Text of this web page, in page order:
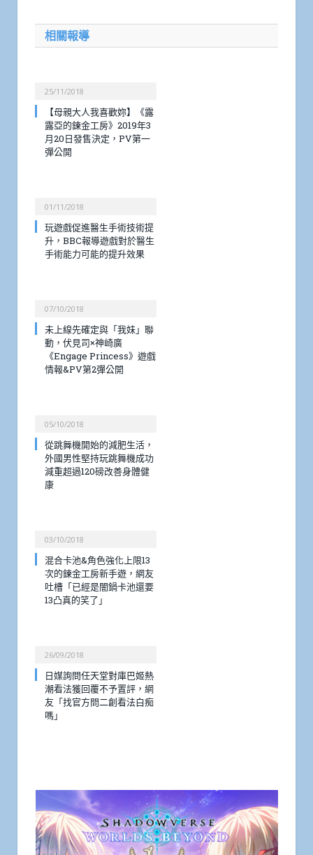
相關報導
25/11/2018
【母親大人我喜歡妳】《露
露亞的鍊金工房》2019年3
月20日發售決定，PV第一
彈公開
01/11/2018
玩遊戲促進醫生手術技術提
升，BBC報導遊戲對於醫生
手術能力可能的提升效果
07/10/2018
未上線先確定與「我妹」聯
動，伏見司×神崎廣
《Engage Princess》遊戲
情報&PV第2彈公開
05/10/2018
從跳舞機開始的減肥生活，
外國男性堅持玩跳舞機成功
減重超過120磅改善身體健
康
03/10/2018
混合卡池&角色強化上限13
次的鍊金工房新手遊，網友
吐槽「已經是闇鍋卡池還要
13凸真的笑了」
26/09/2018
日媒詢問任天堂對庫巴姬熱
潮看法獲回覆不予置評，網
友「找官方問二創看法白痴
嗎」